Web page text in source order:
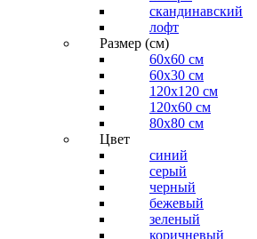
скандинавский
лофт
Размер (см)
60х60 см
60x30 см
120x120 см
120x60 см
80x80 см
Цвет
синий
серый
черный
бежевый
зеленый
коричневый